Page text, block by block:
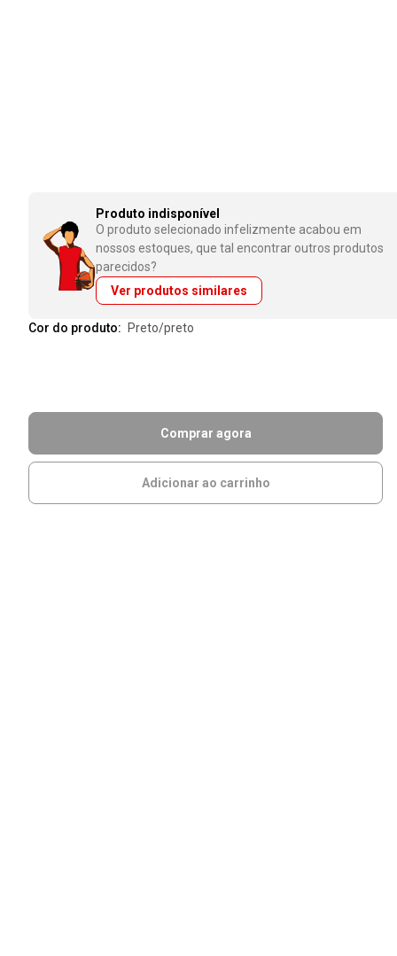
Produto indisponível
O produto selecionado infelizmente acabou em
nossos estoques, que tal encontrar outros produtos
parecidos?
Ver produtos similares
Cor do produto: preto/preto
Comprar agora
Adicionar ao carrinho